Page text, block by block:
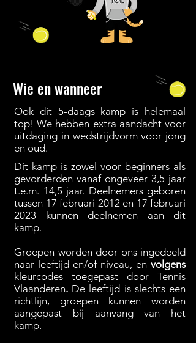
Wie en wanneer
Ook dit 5-daags kamp is helemaal
top! We hebben extra aandacht voor
uitdaging in wedstrijdvorm voor jong
en oud.
Dit kamp is zowel voor beginners als
gevorderden vanaf ongeveer 3,5 jaar
t.e.m. 14,5 jaar. Deelnemers geboren
tussen 17 februari 2012 en 17 februari
2023 kunnen deelnemen aan dit
kamp.
Groepen worden door ons ingedeeld
naar leeftijd en/of niveau, en volgens
kleurcodes
toegepast door Tennis
Vlaanderen. De leeftijd is slechts een
richtlijn, groepen kunnen worden
aangepast bij aanvang van het
kamp.